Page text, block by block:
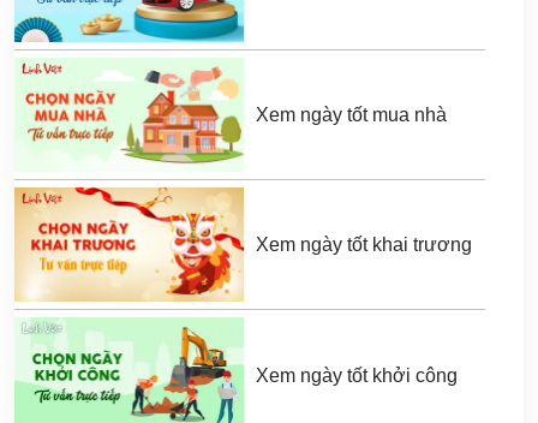
Xem ngày tốt mua nhà
Xem ngày tốt khai trương
Xem ngày tốt khởi công